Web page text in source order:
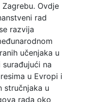
Ovdje
rad
razvija
učenjaka u
na
u Evropi i
stručnjaka u
rada oko